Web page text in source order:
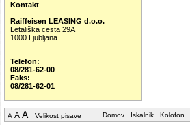
Kontakt
Raiffeisen LEASING d.o.o.
Letališka cesta 29A
1000 Ljubljana
Telefon:
08/281-62-00
Faks:
08/281-62-01
A A A Velikost pisave Domov Iskalnik Kolofon